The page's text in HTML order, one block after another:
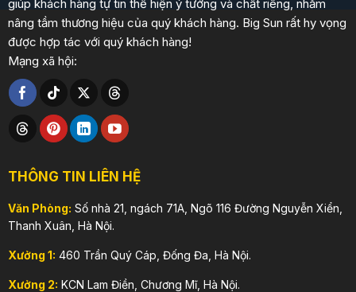
giúp khách hàng tự tin thể hiện ý tưởng và chất riêng, nhằm
nâng tầm thương hiệu của quý khách hàng. Big Sun rất hy vọng
được hợp tác với quý khách hàng!
Mạng xã hội:
THÔNG TIN LIÊN HỆ
Văn Phòng: Số nhà 21, ngách 71A, Ngõ 116 Đường Nguyễn Xiển,
Thanh Xuân, Hà Nội.
Xưởng 1: 460 Trần Quý Cáp, Đống Đa, Hà Nội.
Xưởng 2: KCN Lam Điền, Chương Mĩ, Hà Nội.